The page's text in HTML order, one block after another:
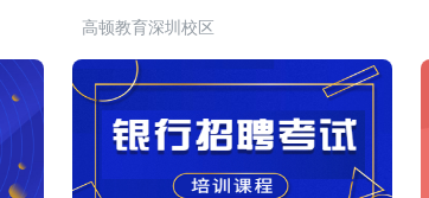
高顿教育深圳校区